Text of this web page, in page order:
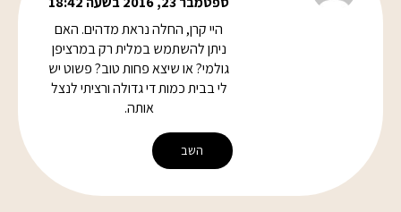
היי קרן, החלה נראת מדהים. האם
ניתן להשתמש במלית רק במרציפן
גולמי? או שיצא פחות טוב? פשוט יש
לי בבית כמות די גדולה ורציתי לנצל
אותה.
השב